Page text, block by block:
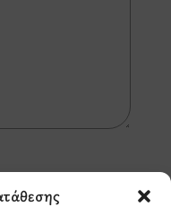
από το σύστημα